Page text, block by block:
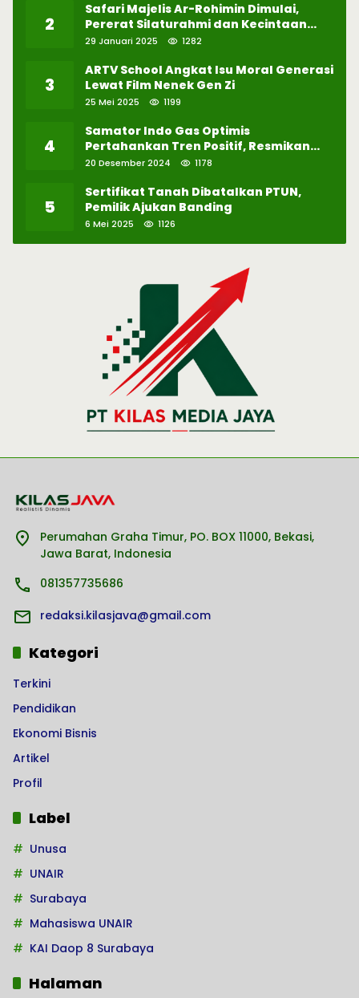
2
Safari Majelis Ar-Rohimin Dimulai,
Pererat Silaturahmi dan Kecintaan
pada Selawat
29 Januari 2025 1282
3
ARTV School Angkat Isu Moral Generasi
Lewat Film Nenek Gen Zi
25 Mei 2025 1199
4
Samator Indo Gas Optimis
Pertahankan Tren Positif, Resmikan
Pabrik Hidrogen ke-57 di Batam
20 Desember 2024 1178
5
Sertifikat Tanah Dibatalkan PTUN,
Pemilik Ajukan Banding
6 Mei 2025 1126
Perumahan Graha Timur, PO. BOX 11000, Bekasi,
Jawa Barat, Indonesia
081357735686
redaksi.kilasjava@gmail.com
Kategori
Terkini
Pendidikan
Ekonomi Bisnis
Artikel
Profil
Label
Unusa
UNAIR
Surabaya
Mahasiswa UNAIR
KAI Daop 8 Surabaya
Halaman